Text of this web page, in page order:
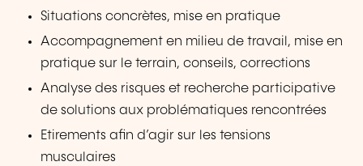
Situations concrètes, mise en pratique
Accompagnement en milieu de travail, mise en
pratique sur le terrain, conseils, corrections
Analyse des risques et recherche participative
de solutions aux problématiques rencontrées
Etirements afin d’agir sur les tensions
musculaires